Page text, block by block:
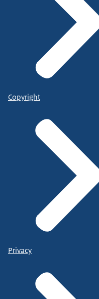
Copyright
Privacy